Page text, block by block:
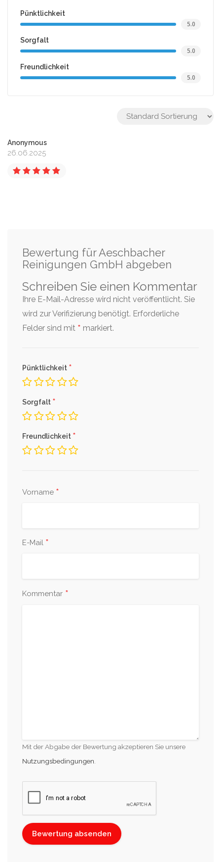
Pünktlichkeit
5.0
Sorgfalt
5.0
Freundlichkeit
5.0
Anonymous
26.06.2025
Bewertung für Aeschbacher
Reinigungen GmbH abgeben
Schreiben Sie einen Kommentar
Ihre E-Mail-Adresse wird nicht veröffentlicht. Sie
wird zur Verifizierung benötigt. Erforderliche
Felder sind mit * markiert.
Pünktlichkeit *
Sorgfalt *
Freundlichkeit *
Vorname *
E-Mail *
Kommentar *
Mit der Abgabe der Bewertung akzeptieren Sie unsere
Nutzungsbedingungen